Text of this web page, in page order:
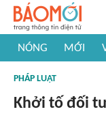
NÓNG MỚI
#Khám phá thế giới
PHÁP LUẬT
Khởi tố đối